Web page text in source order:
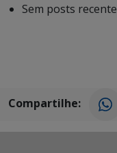
Sem posts
Compartilhe: